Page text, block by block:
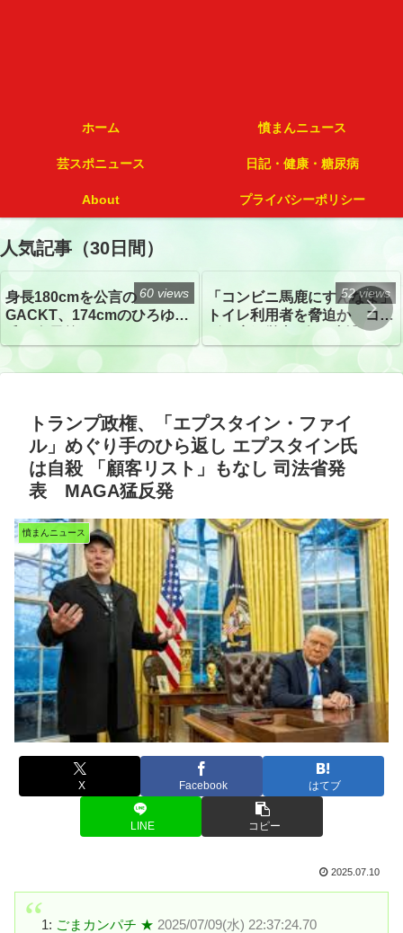
ホーム 憤まんニュース
芸スポニュース 日記・健康・糖尿病
About プライバシーポリシー
人気記事（30日間）
身長180cmを公言の
GACKT、174cmのひろゆき
トざわつき イベントでの写
真が話題
60 views
「コンビニ馬鹿にすんなよ」
トイレ利用者を脅迫か コン
52 views
トランプ政権、「エプスタイン・ファイ
ル」めぐり手のひら返し エプスタイン氏
は自殺 「顧客リスト」もなし 司法省発
表 MAGA猛反発
憤まんニュース
X Facebook はてブ
LINE コピー
2025.07.10
1: ごまカンパチ ★ 2025/07/09(水) 22:37:24.70